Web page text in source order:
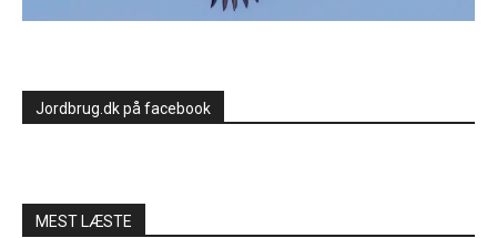
Jordbrug.dk på facebook
MEST LÆSTE